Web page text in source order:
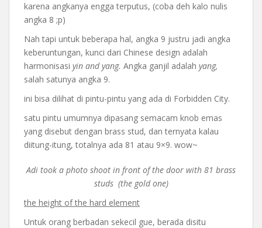
karena angkanya engga terputus, (coba deh kalo nulis
angka 8 ;p)
Nah tapi untuk beberapa hal, angka 9 justru jadi angka
keberuntungan, kunci dari Chinese design adalah
harmonisasi yin and yang. Angka ganjil adalah yang,
salah satunya angka 9.
ini bisa dilihat di pintu-pintu yang ada di Forbidden City.
satu pintu umumnya dipasang semacam knob emas
yang disebut dengan brass stud, dan ternyata kalau
diitung-itung, totalnya ada 81 atau 9×9. wow~
Adi took a photo shoot in front of the door with 81 brass
studs (the gold one)
the height of the hard element
Untuk orang berbadan sekecil gue, berada disitu